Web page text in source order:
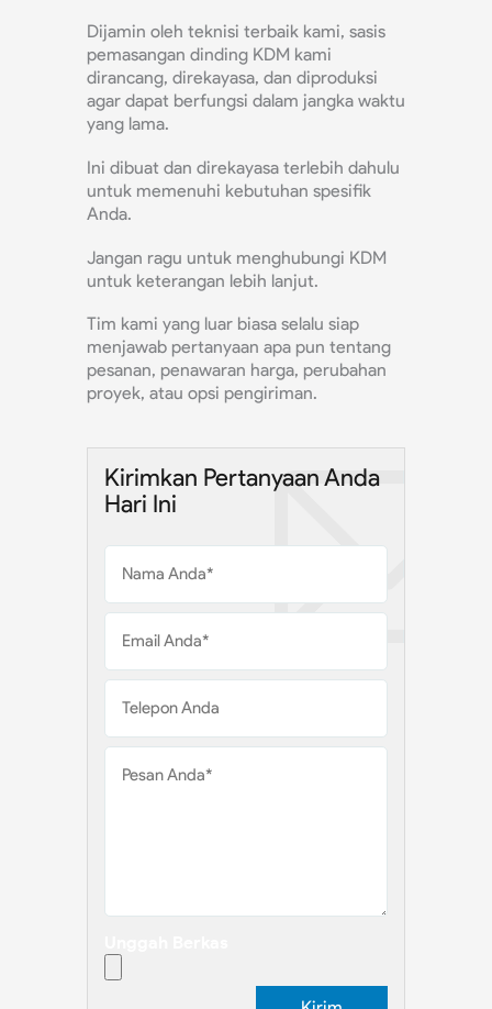
Dijamin oleh teknisi terbaik kami, sasis
pemasangan dinding KDM kami
dirancang, direkayasa, dan diproduksi
agar dapat berfungsi dalam jangka waktu
yang lama.
Ini dibuat dan direkayasa terlebih dahulu
untuk memenuhi kebutuhan spesifik
Anda.
Jangan ragu untuk menghubungi KDM
untuk keterangan lebih lanjut.
Tim kami yang luar biasa selalu siap
menjawab pertanyaan apa pun tentang
pesanan, penawaran harga, perubahan
proyek, atau opsi pengiriman.
Kirimkan Pertanyaan Anda
Hari Ini